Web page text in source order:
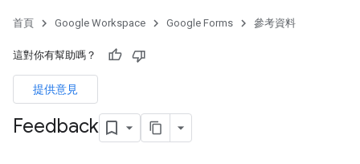
首頁 Google Workspace Google Forms 參考資料
這對你有幫助嗎？
提供意見
Feedback